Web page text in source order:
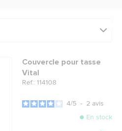
Couvercle pour tasse
Vital
Ref.: 114108
4/5 - 2 avis
En stock